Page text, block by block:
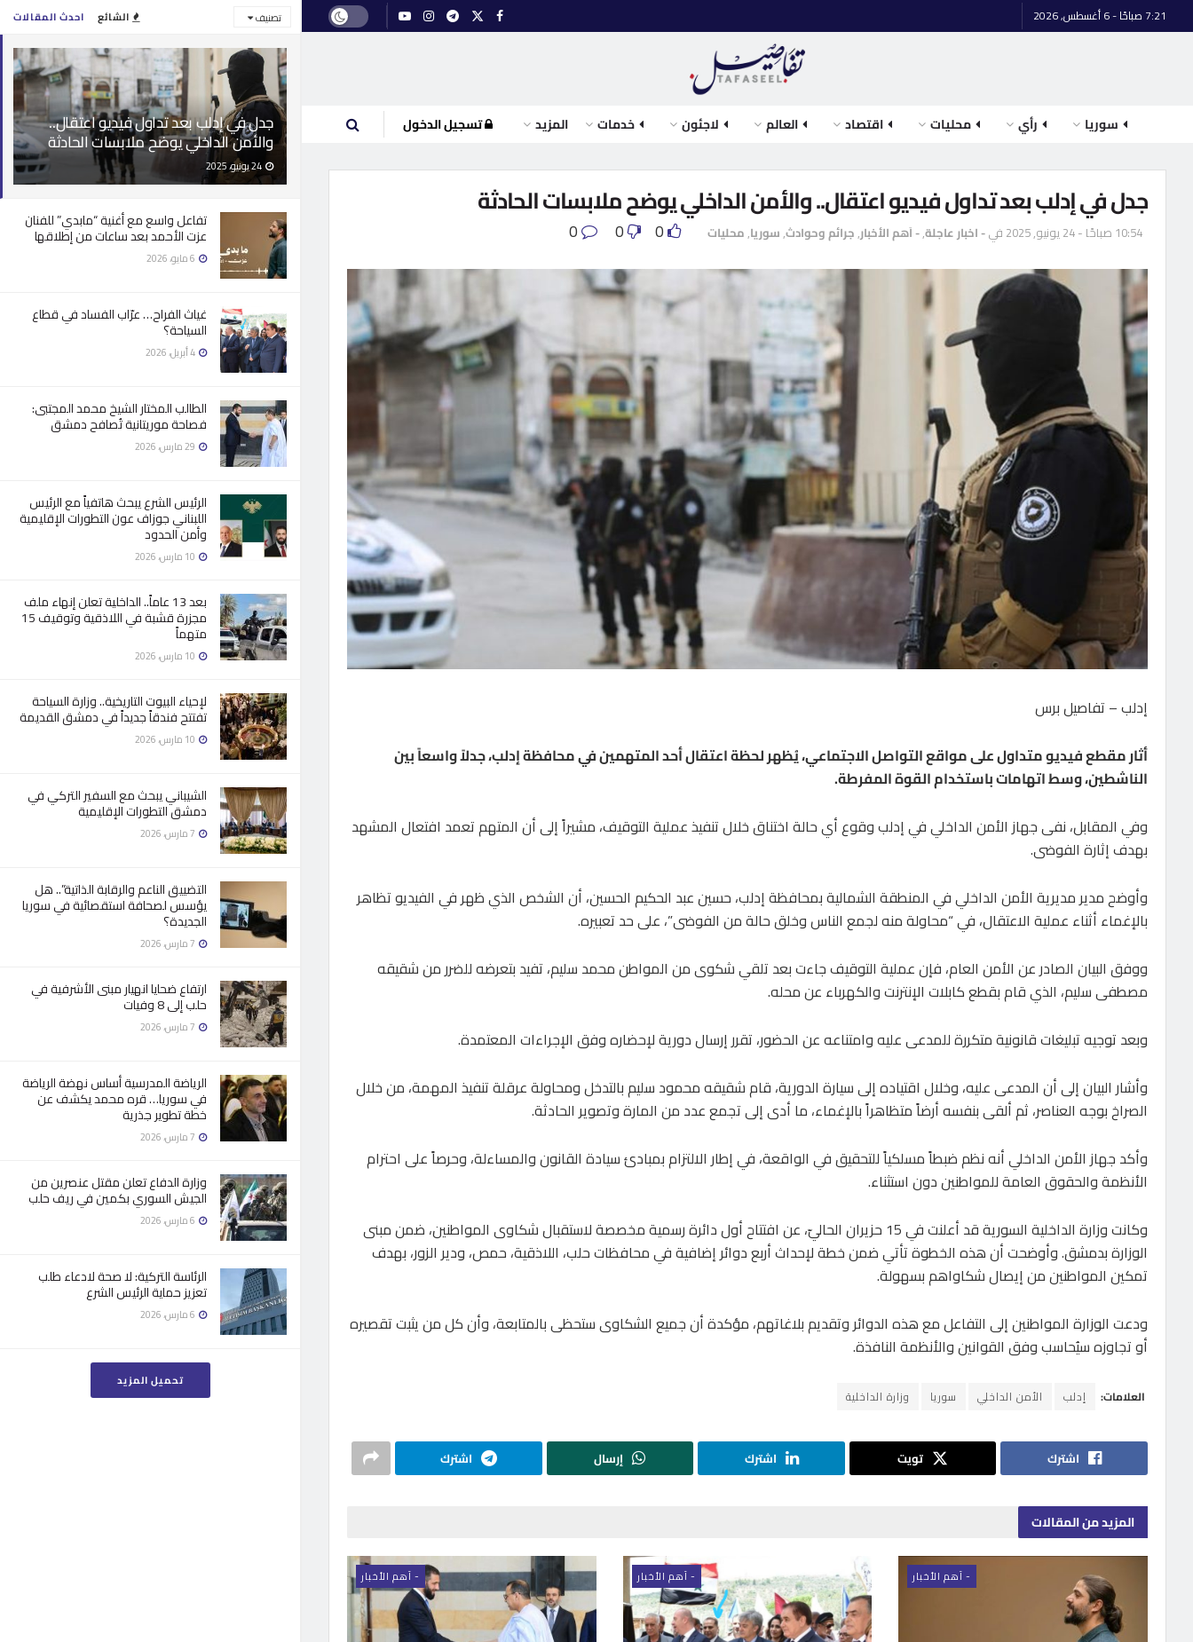
احدث المقالات الشائع تصنيف
جدل في إدلب بعد تداول فيديو اعتقال..
والأمن الداخلي يوضح ملابسات الحادثة
تفاعل واسع مع أغنية “مابدي” للفنان
عزت الأحمد بعد ساعات من إطلاقها
غياث الفراح… عرّاب الفساد في قطاع
السياحة؟
الطالب المختار الشيخ محمد المجتبى:
فصاحة موريتانية تُصافح دمشق
الرئيس الشرع يبحث هاتفياً مع الرئيس
اللبناني جوزاف عون التطورات الإقليمية
وأمن الحدود
بعد 13 عاماً.. الداخلية تعلن إنهاء ملف
مجزرة قشبة في اللاذقية وتوقيف 15
متهماً
لإحياء البيوت التاريخية.. وزارة السياحة
تفتتح فندقاً جديداً في دمشق القديمة
الشيباني يبحث مع السفير التركي في
دمشق التطورات الإقليمية
التضييق الناعم والرقابة الذاتية”.. هل
يؤسس لصحافة استقصائية في سوريا
الجديدة؟
ارتفاع ضحايا انهيار مبنى الأشرفية في
حلب إلى 8 وفيات
الرياضة المدرسية أساس نهضة الرياضة
في سوريا… قره محمد يكشف عن
خطة تطوير جذرية
وزارة الدفاع تعلن مقتل عنصرين من
الجيش السوري بكمين في ريف حلب
الرئاسة التركية: لا صحة لادعاء طلب
تعزيز حماية الرئيس الشرع
تحميل المزيد
7:21 صباحًا - 6 أغسطس, 2026
سوريا رأي محليات اقتصاد العالم لاجئون خدمات المزيد تسجيل الدخول
جدل في إدلب بعد تداول فيديو اعتقال.. والأمن الداخلي يوضح ملابسات الحادثة
10:54 صباحًا - 24 يونيو, 2025 في- اخبار عاجلة,- اَهم الأخبار,جرائم وحوادث,سوريا,محليات 0
0
إدلب – تفاصيل برس
أثار مقطع فيديو متداول على مواقع التواصل الاجتماعي، يُظهر لحظة اعتقال أحد المتهمين في محافظة إدلب، جدلاً واسعاً بين
الناشطين، وسط اتهامات باستخدام القوة المفرطة.
وفي المقابل، نفى جهاز الأمن الداخلي في إدلب وقوع أي حالة اختناق خلال تنفيذ عملية التوقيف، مشيراً إلى أن المتهم تعمد افتعال المشهد
بهدف إثارة الفوضى.
وأوضح مدير مديرية الأمن الداخلي في المنطقة الشمالية بمحافظة إدلب، حسين عبد الحكيم الحسين، أن الشخص الذي ظهر في الفيديو تظاهر
بالإغماء أثناء عملية الاعتقال، في “محاولة منه لجمع الناس وخلق حالة من الفوضى”، على حد تعبيره.
ووفق البيان الصادر عن الأمن العام، فإن عملية التوقيف جاءت بعد تلقي شكوى من المواطن محمد سليم، تفيد بتعرضه للضرر من شقيقه
مصطفى سليم، الذي قام بقطع كابلات الإنترنت والكهرباء عن محله.
وبعد توجيه تبليغات قانونية متكررة للمدعى عليه وامتناعه عن الحضور، تقرر إرسال دورية لإحضاره وفق الإجراءات المعتمدة.
وأشار البيان إلى أن المدعى عليه، وخلال اقتياده إلى سيارة الدورية، قام شقيقه محمود سليم بالتدخل ومحاولة عرقلة تنفيذ المهمة، من خلال
الصراخ بوجه العناصر، ثم ألقى بنفسه أرضاً متظاهراً بالإغماء، ما أدى إلى تجمع عدد من المارة وتصوير الحادثة.
وأكد جهاز الأمن الداخلي أنه نظم ضبطاً مسلكياً للتحقيق في الواقعة، في إطار الالتزام بمبادئ سيادة القانون والمساءلة، وحرصاً على احترام
الأنظمة والحقوق العامة للمواطنين دون استثناء.
وكانت وزارة الداخلية السورية قد أعلنت في 15 حزيران الحاليّ، عن افتتاح أول دائرة رسمية مخصصة لاستقبال شكاوى المواطنين، ضمن مبنى
الوزارة بدمشق. وأوضحت أن هذه الخطوة تأتي ضمن خطة لإحداث أربع دوائر إضافية في محافظات حلب، اللاذقية، حمص، ودير الزور، بهدف
تمكين المواطنين من إيصال شكاواهم بسهولة.
ودعت الوزارة المواطنين إلى التفاعل مع هذه الدوائر وتقديم بلاغاتهم، مؤكدة أن جميع الشكاوى ستحظى بالمتابعة، وأن كل من يثبت تقصيره
أو تجاوزه سيُحاسب وفق القوانين والأنظمة النافذة.
العلامات: إدلب الأمن الداخلي سوريا وزارة الداخلية
اشترك تويت اشترك إرسال اشترك
المزيدمن المقالات
- اَهم الأخبار - اَهم الأخبار - اَهم الأخبار